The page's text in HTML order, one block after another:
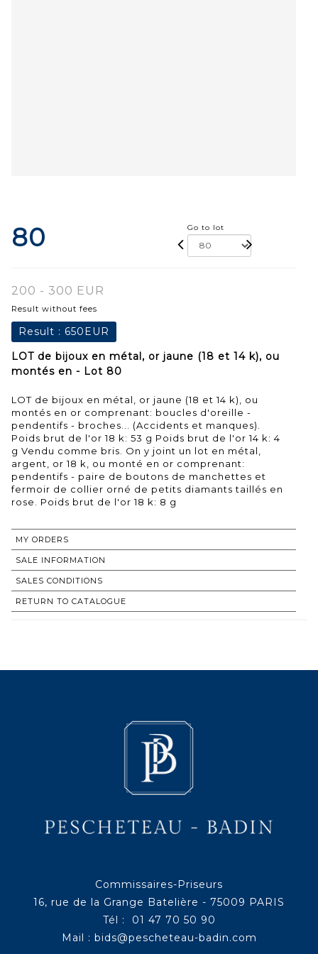
80 Go to lot
200 - 300 EUR
Result without fees
Result : 650EUR
LOT de bijoux en métal, or jaune (18 et 14 k), ou
montés en - Lot 80
LOT de bijoux en métal, or jaune (18 et 14 k), ou
montés en or comprenant: boucles d'oreille -
pendentifs - broches... (Accidents et manques).
Poids brut de l'or 18 k: 53 g Poids brut de l'or 14 k: 4
g Vendu comme bris. On y joint un lot en métal,
argent, or 18 k, ou monté en or comprenant:
pendentifs - paire de boutons de manchettes et
fermoir de collier orné de petits diamants taillés en
rose. Poids brut de l'or 18 k: 8 g
MY ORDERS
SALE INFORMATION
SALES CONDITIONS
RETURN TO CATALOGUE
Commissaires-Priseurs
16, rue de la Grange Batelière - 75009 PARIS
Tél : 01 47 70 50 90
Mail : bids@pescheteau-badin.com